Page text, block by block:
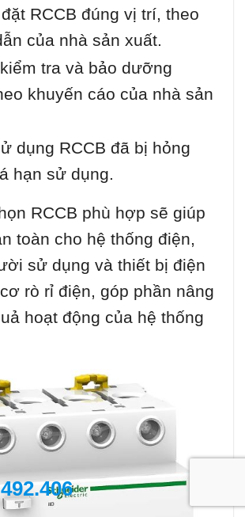
RCCB đúng vị trí, theo
của nhà sản xuất.
tra và bảo dưỡng
khuyến cáo của nhà sản
dụng RCCB đã bị hỏng
hạn sử dụng.
RCCB phù hợp sẽ giúp
toàn cho hệ thống điện,
sử dụng và thiết bị điện
rò rỉ điện, góp phần nâng
hoạt động của hệ thống